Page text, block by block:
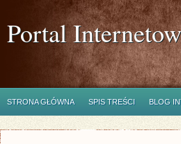
Portal
STRONA GŁÓWNA SPIS TREŚCI BLOG